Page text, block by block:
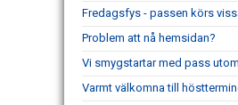
Fredagsfys - passen körs
Problem att nå hemsidan?
Vi smygstartar med pass
Varmt välkomna till